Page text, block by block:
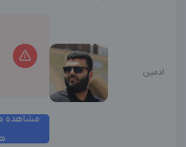
ادمین
مشاهده